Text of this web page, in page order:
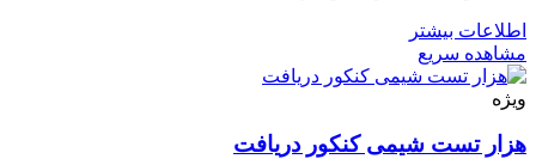
اطلاعات بیشتر
مشاهده سریع
ویژه
هزار تست شیمی کنکور دریافت